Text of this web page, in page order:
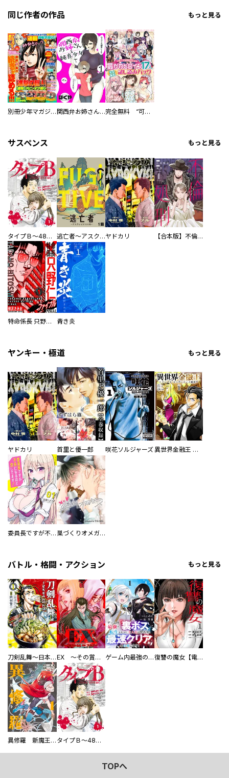
同じ作者の作品 もっと見る
別冊少年マガジン 関西弁お姉さんと純真少年 完全無料 “可愛い”の全てがここにある！ 最かわヒロイン１７人試し読みパック
サスペンス もっと見る
タイプＢ～48時間後、致死率100％～【単話】 逃亡者～アスクレピオスの杖～ヤドカリ 【合本版】不倫処刑
特命係長 只野仁ファイナル 愛蔵版 青き炎
ヤンキー・極道 もっと見る
ヤドカリ 首里と優一郎 咲花ソルジャーズ 異世界金融王 ～クローネ・ゴルディオンの覇道～
委員長ですが不良になるほど恋してます！ 巣づくりオメガバース
バトル・格闘・アクション もっと見る
刀剣乱舞～日本号つれづれ酒～ EX ～その賞金稼ぎは、世界の出口を探す～【単行本版】 ゲーム内最強の『裏ボス』に転生したので、主人公の代わりに最速クリアを目指します！【電子単行本版】 復讐の魔女【電子単行本版】
異修羅 新魔王戦争 タイプＢ～48時間後、致死率100％～【単話】
TOPへ